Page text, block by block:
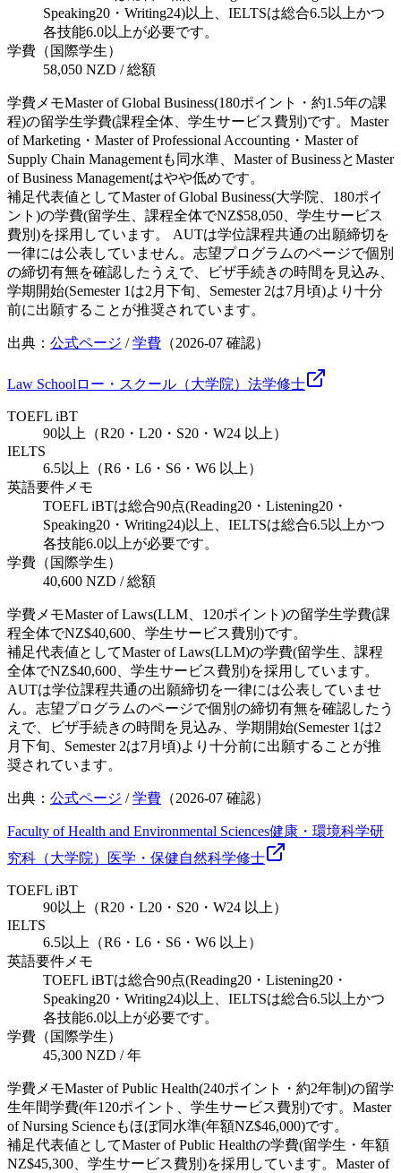
Speaking20・Writing24)以上、IELTSは総合6.5以上かつ
各技能6.0以上が必要です。
学費（国際学生）
58,050 NZD / 総額
学費メモMaster of Global Business(180ポイント・約1.5年の課
程)の留学生学費(課程全体、学生サービス費別)です。Master
of Marketing・Master of Professional Accounting・Master of
Supply Chain Managementも同水準、Master of BusinessとMaster
of Business Managementはやや低めです。
補足代表値としてMaster of Global Business(大学院、180ポイ
ント)の学費(留学生、課程全体でNZ$58,050、学生サービス
費別)を採用しています。 AUTは学位課程共通の出願締切を
一律には公表していません。志望プログラムのページで個別
の締切有無を確認したうえで、ビザ手続きの時間を見込み、
学期開始(Semester 1は2月下旬、Semester 2は7月頃)より十分
前に出願することが推奨されています。
出典： 公式ページ /学費 （2026-07 確認）
Law School ロー・スクール（大学院） 法学修士
TOEFL iBT
90以上（R20・L20・S20・W24 以上）
IELTS
6.5以上（R6・L6・S6・W6 以上）
英語要件メモ
TOEFL iBTは総合90点(Reading20・Listening20・
Speaking20・Writing24)以上、IELTSは総合6.5以上かつ
各技能6.0以上が必要です。
学費（国際学生）
40,600 NZD / 総額
学費メモMaster of Laws(LLM、120ポイント)の留学生学費(課
程全体でNZ$40,600、学生サービス費別)です。
補足代表値としてMaster of Laws(LLM)の学費(留学生、課程
全体でNZ$40,600、学生サービス費別)を採用しています。
AUTは学位課程共通の出願締切を一律には公表していませ
ん。志望プログラムのページで個別の締切有無を確認したう
えで、ビザ手続きの時間を見込み、学期開始(Semester 1は2
月下旬、Semester 2は7月頃)より十分前に出願することが推
奨されています。
出典： 公式ページ /学費 （2026-07 確認）
Faculty of Health and Environmental Sciences健康・環境科学研
究科（大学院）
医学・保健自然科学修士
TOEFL iBT
90以上（R20・L20・S20・W24 以上）
IELTS
6.5以上（R6・L6・S6・W6 以上）
英語要件メモ
TOEFL iBTは総合90点(Reading20・Listening20・
Speaking20・Writing24)以上、IELTSは総合6.5以上かつ
各技能6.0以上が必要です。
学費（国際学生）
45,300 NZD / 年
学費メモMaster of Public Health(240ポイント・約2年制)の留学
生年間学費(年120ポイント、学生サービス費別)です。Master
of Nursing Scienceもほぼ同水準(年額NZ$46,000)です。
補足代表値としてMaster of Public Healthの学費(留学生・年額
NZ$45,300、学生サービス費別)を採用しています。Master of